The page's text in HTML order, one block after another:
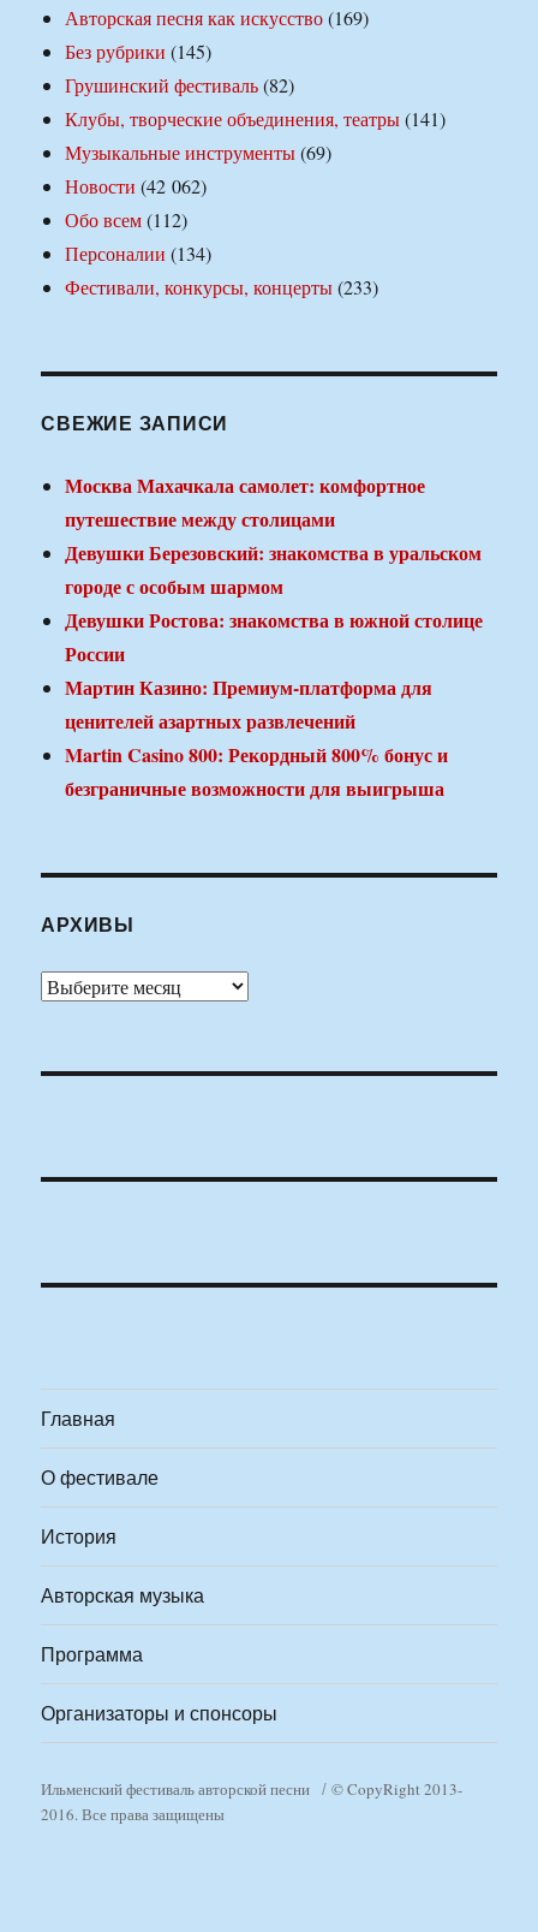
Авторская песня как искусство(169)
Без рубрики (145)
Грушинский фестиваль(82)
Клубы, творческие объединения, театры(141)
Музыкальные инструменты(69)
Новости (42 062)
Обо всем(112)
Персоналии (134)
Фестивали, конкурсы, концерты(233)
СВЕЖИЕ ЗАПИСИ
Москва Махачкала самолет: комфортное
путешествие между столицами
Девушки Березовский: знакомства в уральском
городе с особым шармом
Девушки Ростова: знакомства в южной столице
России
Мартин Казино: Премиум-платформа для
ценителей азартных развлечений
Martin Casino 800: Рекордный 800% бонус и
безграничные возможности для выигрыша
АРХИВЫ
Архивы
Главная
О фестивале
История
Авторская музыка
Программа
Организаторы и спонсоры
Ильменский фестиваль авторской песни
© CopyRight 2013-
2016. Все права защищены